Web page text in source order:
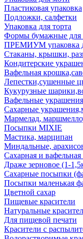
Пластиковая упаковка
Подложки, салфетки
Упаковка для торта
Формы бумажные для
ПРЕМИУМ упаковка
Стаканы, крышки,
Кондитерские
Вафельная
Лепестки,сушенные
Кукурузные
Вафельные украшения
Сахарные
Мармелад,
Посыпки MIXIE
Мастика, марципан
Миндальные,
Сахарная и вафельная
Драже зерновое (1-
Сахарные посыпки
Посыпки маленькая
Цветной сахар
Пищевые красители
Натуральные
Для пищевой печати
Красители с